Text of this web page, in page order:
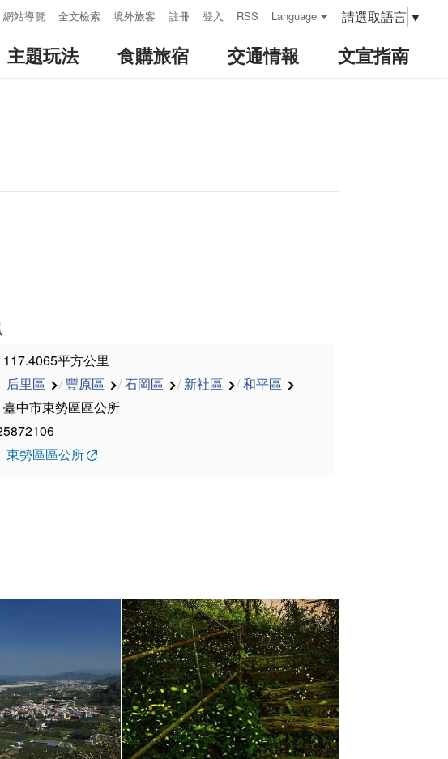
網站導覽 全文檢索 境外旅客 註冊 登入 RSS Language 請選取語言 ▼
主題玩法 食購旅宿 交通情報 文宣指南
117.4065平方公里
后里區 / 豐原區 /石岡區 / 新社區 /和平區
臺中市東勢區區公所
東勢區區公所